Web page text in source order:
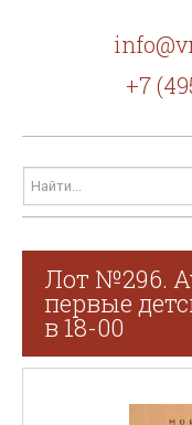
+7
Лот №296.
первые
в 18-00